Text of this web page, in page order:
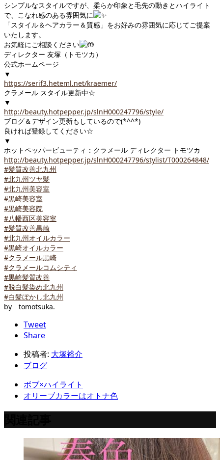
シンプルなスタイルですが、柔らか印象と毛先の動きとハイライト
で、こなれ感のある雰囲気に
「スタイル＆ヘアカラー＆質感」をお好みの雰囲気に応じてご提案
いたします。
お気軽にご相談ください
ディレクター 友塚（トモツカ）
公式ホームページ
▼
https://serif3.heteml.net/kraemer/
クラメール スタイル更新中☆
▼
http://beauty.hotpepper.jp/slnH000247796/style/
ブログ＆デザイン更新もしているので(*^^*)
良ければ登録してください☆
▼
ホットペッパービューティ：クラメール ディレクター トモツカ
http://beauty.hotpepper.jp/slnH000247796/stylist/T000264848/
#髪質改善北九州
#北九州ツヤ髪
#北九州美容室
#黒崎美容室
#黒崎美容院
#八幡西区美容室
#髪質改善黒崎
#北九州オイルカラー
#黒崎オイルカラー
#クラメール黒崎
#クラメールコムシティ
#黒崎髪質改善
#脱白髪染め北九州
#白髪ぼかし北九州
by tomotsuka.
Tweet
Share
投稿者: 大塚裕介
ブログ
ボブ×ハイライト
オリーブカラーはオトナ色